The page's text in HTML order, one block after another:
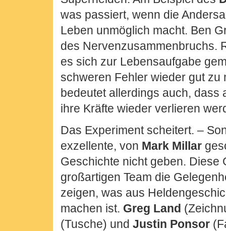
was passiert, wenn die
Leben unmöglich macht. Ben
des Nervenzusammenbruchs.
es sich zur Lebensaufgabe
schweren Fehler wieder gut zu
bedeutet allerdings auch, dass
ihre Kräfte wieder verlieren
Das Experiment scheitert. –
exzellente, von Mark Millar
Geschichte nicht geben. Diese
großartigen Team die
zeigen, was aus
machen ist. Greg Land
(Tusche) und Justin Ponsor